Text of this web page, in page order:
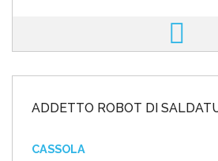
ADDETTO ROBOT DI
CASSOLA